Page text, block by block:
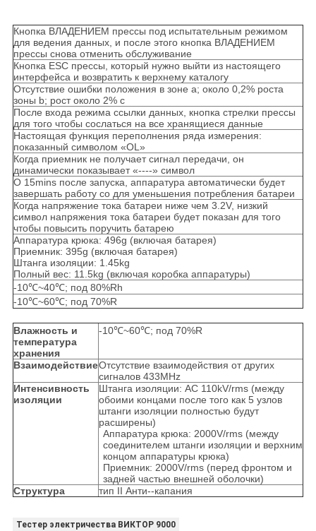
Кнопка ВЛАДЕНИЕМ прессы под испытательным режимом
для ведения данных, и после этого кнопка ВЛАДЕНИЕМ
прессы снова отменить обслуживание
Кнопка ESC прессы, который нужно выйти из настоящего
интерфейса и возвратить к верхнему каталогу
Отсутствие ошибки положения в зоне a; около 0,2% роста
зоны b; рост около 2% c
После входа режима ссылки данных, кнопка стрелки прессы
для того чтобы сослаться на все хранящиеся данные
Настоящая функция переполнения ряда измерения:
показанный символом «OL»
Когда приемник не получает сигнал передачи, он
динамически показывает «----» символ
О 15mins после запуска, аппаратура автоматически будет
завершать работу со для уменьшения потребления батареи
Когда напряжение тока батареи ниже чем 3.2V, низкий
символ напряжения тока батареи будет показан для того
чтобы повысить поручить батарею
Аппаратура крюка: 496g (включая батарея)
Приемник: 395g (включая батарея)
Штанга изоляции: 1.45kg
Полный вес: 11.5kg (включая коробка аппаратуры)
-10℃~40℃; под 80%Rh
-10℃~60℃; под 70%R
Влажность и
температура
хранения
-10℃~60℃; под 70%R
ВзаимодействиеОтсутствие взаимодействия от других
сигналов 433MHz
Интенсивность
изоляции
Штанга изоляции: AC 110kV/rms (между
обоими концами после того как 5 узлов
штанги изоляции полностью будут
расширены)
Аппаратура крюка: 2000V/rms (между
соединителем штанги изоляции и верхним
концом аппаратуры крюка)
Приемник: 2000V/rms (перед фронтом и
задней частью внешней оболочки)
Структура
тип II Анти--капания
Тестер электричества ВИКТОР 9000